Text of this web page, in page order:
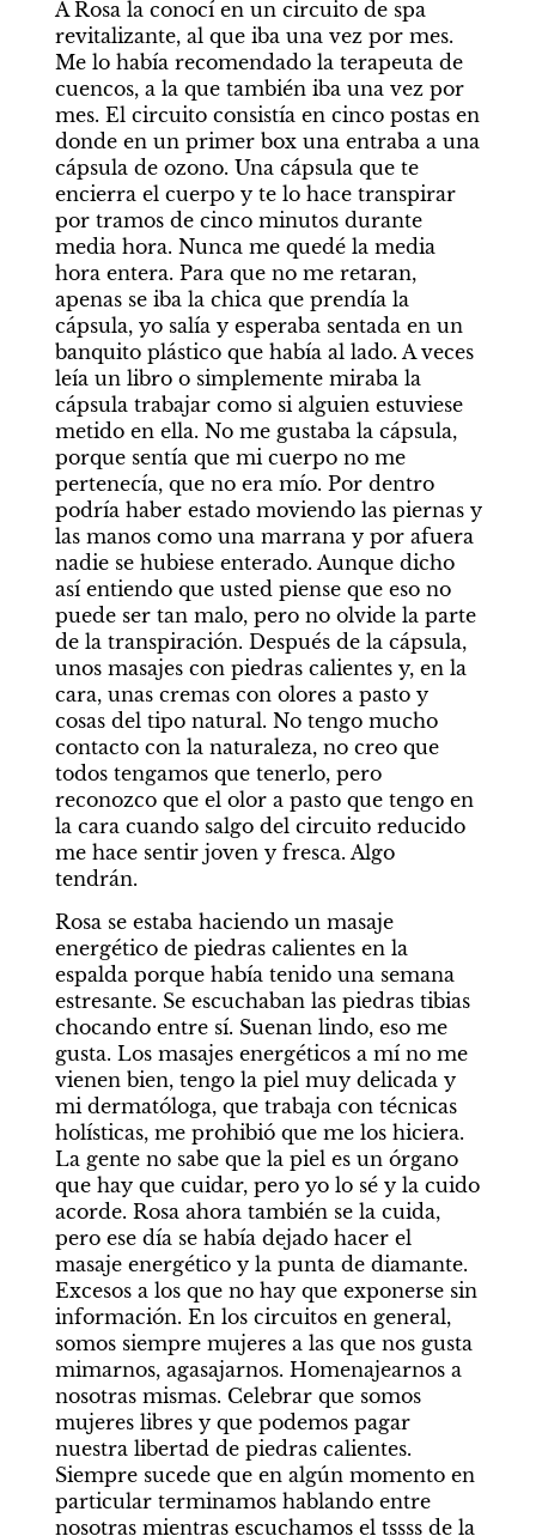
A Rosa la conocí en un circuito de spa
revitalizante, al que iba una vez por mes.
Me lo había recomendado la terapeuta de
cuencos, a la que también iba una vez por
mes. El circuito consistía en cinco postas en
donde en un primer box una entraba a una
cápsula de ozono. Una cápsula que te
encierra el cuerpo y te lo hace transpirar
por tramos de cinco minutos durante
media hora. Nunca me quedé la media
hora entera. Para que no me retaran,
apenas se iba la chica que prendía la
cápsula, yo salía y esperaba sentada en un
banquito plástico que había al lado. A veces
leía un libro o simplemente miraba la
cápsula trabajar como si alguien estuviese
metido en ella. No me gustaba la cápsula,
porque sentía que mi cuerpo no me
pertenecía, que no era mío. Por dentro
podría haber estado moviendo las piernas y
las manos como una marrana y por afuera
nadie se hubiese enterado. Aunque dicho
así entiendo que usted piense que eso no
puede ser tan malo, pero no olvide la parte
de la transpiración. Después de la cápsula,
unos masajes con piedras calientes y, en la
cara, unas cremas con olores a pasto y
cosas del tipo natural. No tengo mucho
contacto con la naturaleza, no creo que
todos tengamos que tenerlo, pero
reconozco que el olor a pasto que tengo en
la cara cuando salgo del circuito reducido
me hace sentir joven y fresca. Algo
tendrán.
Rosa se estaba haciendo un masaje
energético de piedras calientes en la
espalda porque había tenido una semana
estresante. Se escuchaban las piedras tibias
chocando entre sí. Suenan lindo, eso me
gusta. Los masajes energéticos a mí no me
vienen bien, tengo la piel muy delicada y
mi dermatóloga, que trabaja con técnicas
holísticas, me prohibió que me los hiciera.
La gente no sabe que la piel es un órgano
que hay que cuidar, pero yo lo sé y la cuido
acorde. Rosa ahora también se la cuida,
pero ese día se había dejado hacer el
masaje energético y la punta de diamante.
Excesos a los que no hay que exponerse sin
información. En los circuitos en general,
somos siempre mujeres a las que nos gusta
mimarnos, agasajarnos. Homenajearnos a
nosotras mismas. Celebrar que somos
mujeres libres y que podemos pagar
nuestra libertad de piedras calientes.
Siempre sucede que en algún momento en
particular terminamos hablando entre
nosotras mientras escuchamos el tssss de la